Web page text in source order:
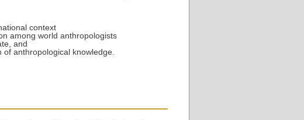
context
among world anthropologists
and
anthropological knowledge.